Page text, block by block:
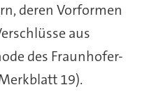
deren Vorformen
aus
des Fraunhofer-
19).